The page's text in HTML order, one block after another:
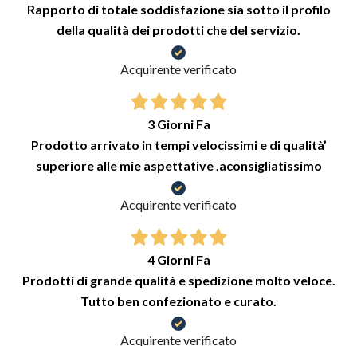
Rapporto di totale soddisfazione sia sotto il profilo
della qualità dei prodotti che del servizio.
Acquirente verificato
3 Giorni Fa
Prodotto arrivato in tempi velocissimi e di qualità’
superiore alle mie aspettative .aconsigliatissimo
Acquirente verificato
4 Giorni Fa
Prodotti di grande qualità e spedizione molto veloce.
Tutto ben confezionato e curato.
Acquirente verificato